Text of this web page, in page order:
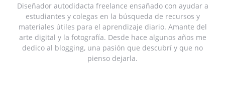
Diseñador autodidacta freelance ensañado con ayudar a
estudiantes y colegas en la búsqueda de recursos y
materiales útiles para el aprendizaje diario. Amante del
arte digital y la fotografía. Desde hace algunos años me
dedico al blogging, una pasión que descubrí y que no
pienso dejarla.